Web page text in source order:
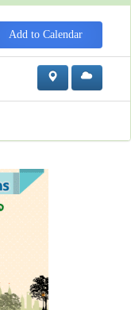
Add to Calendar